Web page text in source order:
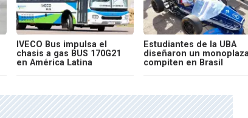
IVECO Bus impulsa el
chasis a gas BUS 170G21
en América Latina
Estudiantes de la UBA
diseñaron un
compiten en Brasil